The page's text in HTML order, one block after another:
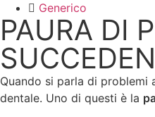
Generico
PAURA DI
Quando si parla di
dentale. Uno di questi è la